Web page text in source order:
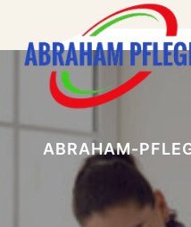
springen
ABRAHAM-